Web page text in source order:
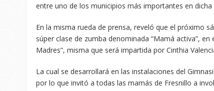
entre uno de los municipios más importantes en dicha
En la misma rueda de prensa, reveló que el próximo
súper clase de zumba denominada “Mamá activa”,
Madres”, misma que será impartida por Cinthia
La cual se desarrollará en las instalaciones del
por lo que invitó a todas las mamás de Fresnillo a